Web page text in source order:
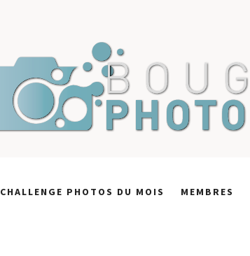
CHALLENGE PHOTOS DU MOIS MEMBRES